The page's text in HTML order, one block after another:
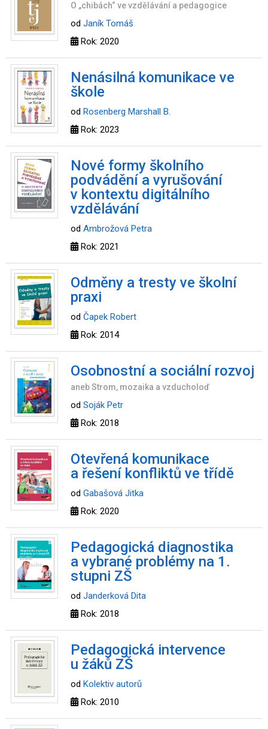
O „chibách“ ve vzdělávání a pedagogice
od Janík Tomáš
Rok: 2020
Nenásilná komunikace ve
škole
od Rosenberg Marshall B.
Rok: 2023
Nové formy školního
podvádění a vyrušování
v kontextu digitálního
vzdělávání
od Ambrožová Petra
Rok: 2021
Odměny a tresty ve školní
praxi
od Čapek Robert
Rok: 2014
Osobnostní a sociální rozvoj
aneb Strom, mozaika a vzducholoď
od Soják Petr
Rok: 2018
Otevřená komunikace
a řešení konfliktů ve třídě
od Gabašová Jitka
Rok: 2020
Pedagogická diagnostika
a vybrané problémy na 1.
stupni ZŠ
od Janderková Dita
Rok: 2018
Pedagogická intervence
u žáků ZŠ
od Kolektiv autorů
Rok: 2010